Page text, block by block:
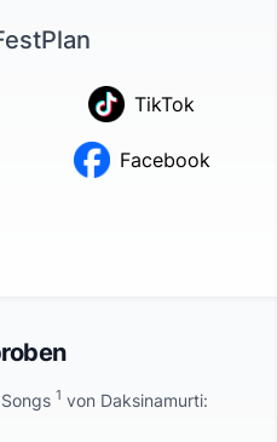
TikTok
Facebook
1 von Daksinamurti: